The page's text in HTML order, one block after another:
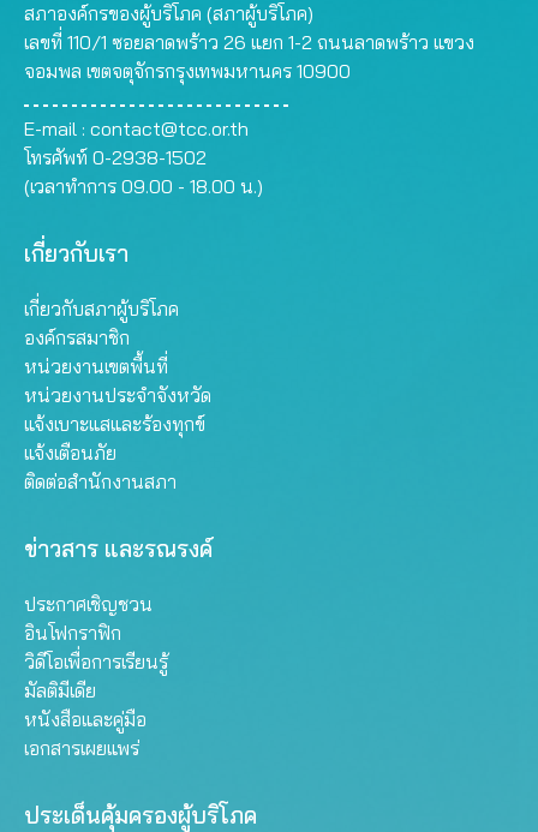
สภาองค์กรของผู้บริโภค (สภาผู้บริโภค)
เลขที่ 110/1 ซอยลาดพร้าว 26 แยก 1-2 ถนนลาดพร้าว แขวง
จอมพล เขตจตุจักรกรุงเทพมหานคร 10900
E-mail : contact@tcc.or.th
โทรศัพท์ 0-2938-1502
(เวลาทำการ 09.00 - 18.00 น.)
เกี่ยวกับเรา
เกี่ยวกับสภาผู้บริโภค
องค์กรสมาชิก
หน่วยงานเขตพื้นที่
หน่วยงานประจำจังหวัด
แจ้งเบาะแสและร้องทุกข์
แจ้งเตือนภัย
ติดต่อสำนักงานสภา
ข่าวสาร และรณรงค์
ประกาศเชิญชวน
อินโฟกราฟิก
วิดีโอเพื่อการเรียนรู้
มัลติมีเดีย
หนังสือและคู่มือ
เอกสารเผยแพร่
ประเด็นคุ้มครองผู้บริโภค